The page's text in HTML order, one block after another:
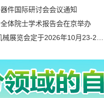
件国际研讨会会议通知
体院士学术报告会在京举办